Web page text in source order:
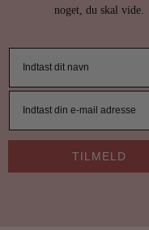
noget, du skal vide.
TILMELD